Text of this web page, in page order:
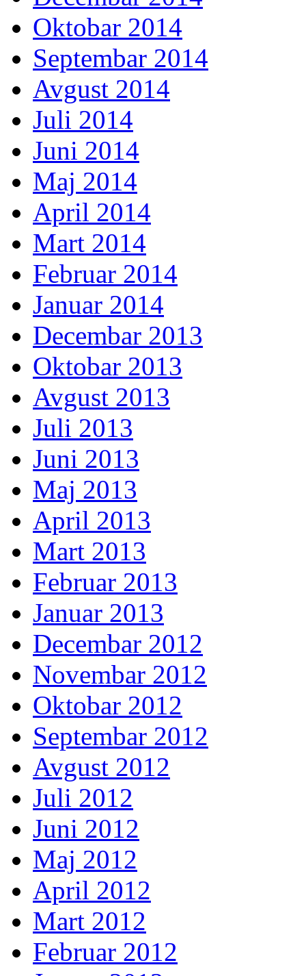
Oktobar 2014
Septembar 2014
Avgust 2014
Juli 2014
Juni 2014
Maj 2014
April 2014
Mart 2014
Februar 2014
Januar 2014
Decembar 2013
Oktobar 2013
Avgust 2013
Juli 2013
Juni 2013
Maj 2013
April 2013
Mart 2013
Februar 2013
Januar 2013
Decembar 2012
Novembar 2012
Oktobar 2012
Septembar 2012
Avgust 2012
Juli 2012
Juni 2012
Maj 2012
April 2012
Mart 2012
Februar 2012